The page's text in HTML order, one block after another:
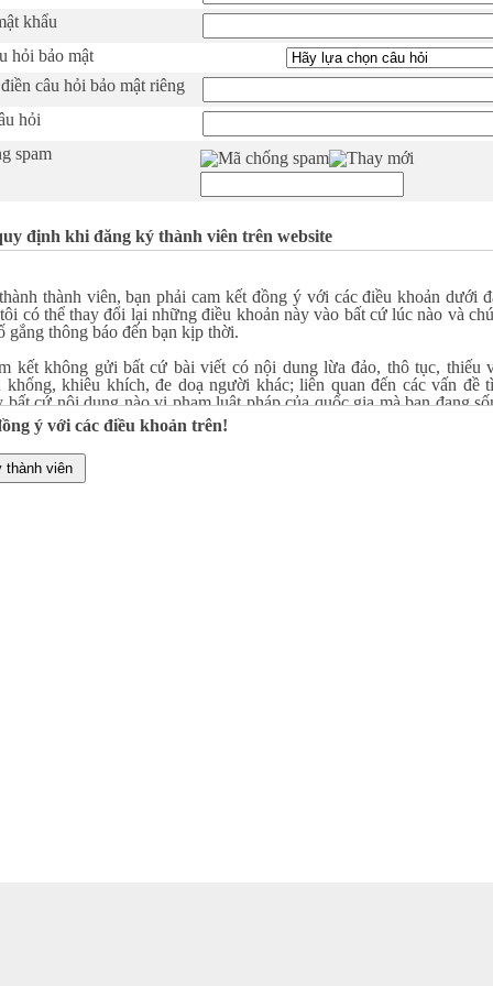
khẩu
hỏi bảo mật
câu hỏi bảo mật riêng
hỏi
spam
định khi đăng ký thành viên trên website
thành viên, bạn phải cam kết đồng ý với các điều khoản dưới
có thể thay đổi lại những điều khoản này vào bất cứ lúc nào và
gắng thông báo đến bạn kịp thời.
kết không gửi bất cứ bài viết có nội dung lừa đảo, thô tục, thiếu
khống, khiêu khích, đe doạ người khác; liên quan đến các vấn đề
bất cứ nội dung nào vi phạm luật pháp của quốc gia mà bạn đang
của quốc gia nơi đặt máy chủ của website này hay luật pháp quốc
cố tình vi phạm, ngay lập tức bạn sẽ bị cấm tham gia vào website.
tất cả các bài viết đều được ghi nhận lại để bảo vệ các điều khoản
trường hợp bạn không tuân thủ.
ý với các điều khoản trên!